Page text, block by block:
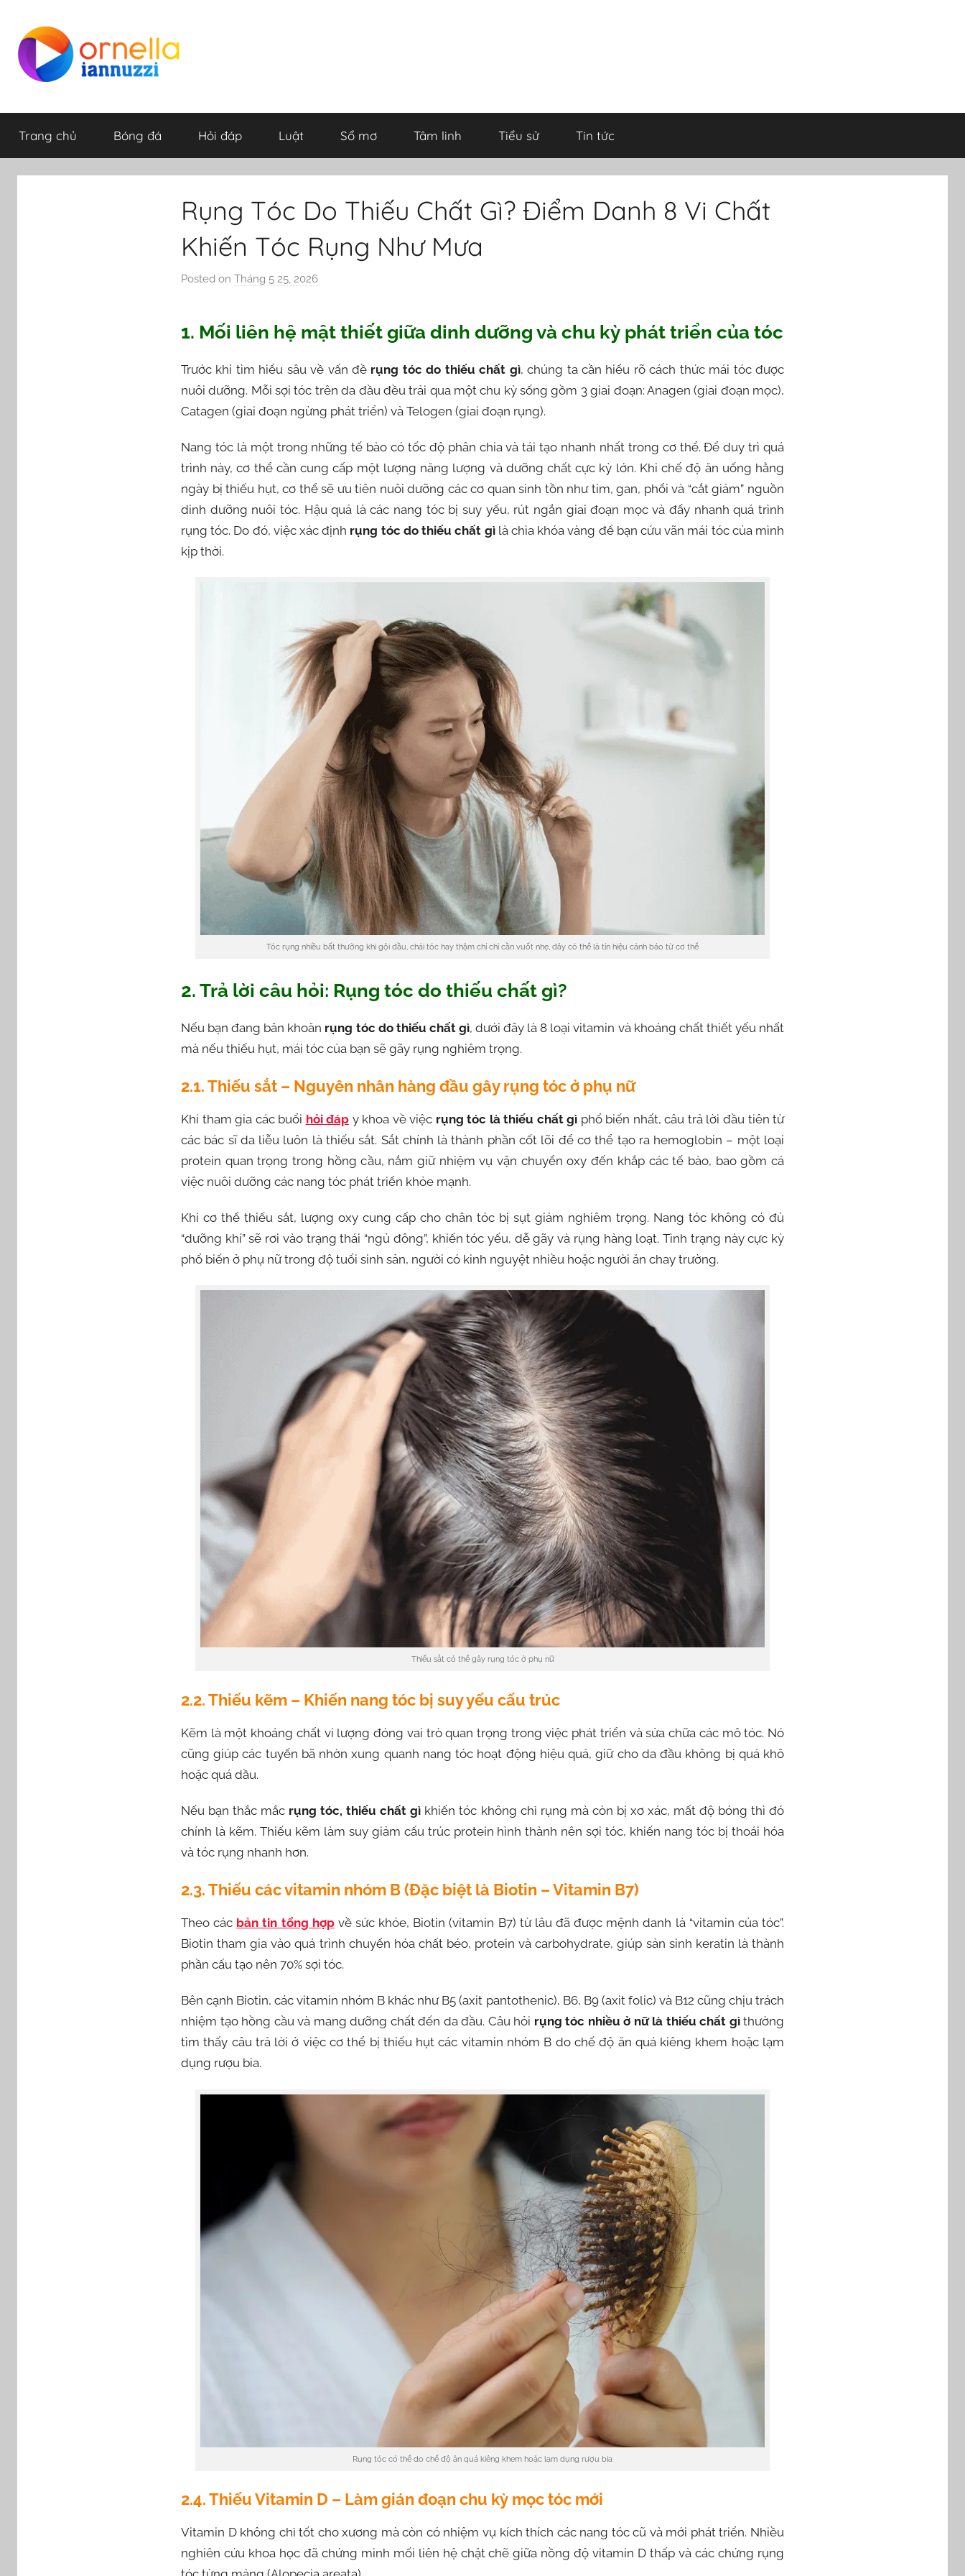
content
ornella-
iannuzzi.com
Trang chủ Bóng đá Hỏi đáp Luật Sổ mơ Tâm linh Tiểu sử Tin tức
Rụng Tóc Do Thiếu Chất Gì? Điểm Danh 8 Vi Chất
Khiến Tóc Rụng Như Mưa
Posted on Tháng 5 25, 2026
r
e
l
l
1. Mối liên hệ mật thiết giữa dinh dưỡng và chu kỳ phát triển của tóc
Trước khi tìm hiểu sâu về vấn đề rụng tóc do thiếu chất gì, chúng ta cần hiểu rõ cách thức mái tóc được
nuôi dưỡng. Mỗi sợi tóc trên da đầu đều trải qua một chu kỳ sống gồm 3 giai đoạn: Anagen (giai đoạn mọc),
Catagen (giai đoạn ngừng phát triển) và Telogen (giai đoạn rụng).
Nang tóc là một trong những tế bào có tốc độ phân chia và tái tạo nhanh nhất trong cơ thể. Để duy trì quá
trình này, cơ thể cần cung cấp một lượng năng lượng và dưỡng chất cực kỳ lớn. Khi chế độ ăn uống hằng
ngày bị thiếu hụt, cơ thể sẽ ưu tiên nuôi dưỡng các cơ quan sinh tồn như tim, gan, phổi và “cắt giảm” nguồn
dinh dưỡng nuôi tóc. Hậu quả là các nang tóc bị suy yếu, rút ngắn giai đoạn mọc và đẩy nhanh quá trình
rụng tóc. Do đó, việc xác định rụng tóc do thiếu chất gìlà chìa khóa vàng để bạn cứu vãn mái tóc của mình
kịp thời.
Tóc rụng nhiều bất thường khi gội đầu, chải tóc hay thậm chí chỉ cần vuốt nhẹ, đây có thể là tín hiệu cảnh báo từ cơ thể
2. Trả lời câu hỏi: Rụng tóc do thiếu chất gì?
Nếu bạn đang băn khoăn rụng tóc do thiếu chất gì, dưới đây là 8 loại vitamin và khoáng chất thiết yếu nhất
mà nếu thiếu hụt, mái tóc của bạn sẽ gãy rụng nghiêm trọng.
2.1. Thiếu sắt – Nguyên nhân hàng đầu gây rụng tóc ở phụ nữ
Khi tham gia các buổi hỏi đáp y khoa về việc rụng tóc là thiếu chất gì phổ biến nhất, câu trả lời đầu tiên từ
các bác sĩ da liễu luôn là thiếu sắt. Sắt chính là thành phần cốt lõi để cơ thể tạo ra hemoglobin – một loại
protein quan trọng trong hồng cầu, nắm giữ nhiệm vụ vận chuyển oxy đến khắp các tế bào, bao gồm cả
việc nuôi dưỡng các nang tóc phát triển khỏe mạnh.
Khi cơ thể thiếu sắt, lượng oxy cung cấp cho chân tóc bị sụt giảm nghiêm trọng. Nang tóc không có đủ
“dưỡng khí” sẽ rơi vào trạng thái “ngủ đông”, khiến tóc yếu, dễ gãy và rụng hàng loạt. Tình trạng này cực kỳ
phổ biến ở phụ nữ trong độ tuổi sinh sản, người có kinh nguyệt nhiều hoặc người ăn chay trường.
Thiếu sắt có thể gây rụng tóc ở phụ nữ
2.2. Thiếu kẽm – Khiến nang tóc bị suy yếu cấu trúc
Kẽm là một khoáng chất vi lượng đóng vai trò quan trọng trong việc phát triển và sửa chữa các mô tóc. Nó
cũng giúp các tuyến bã nhờn xung quanh nang tóc hoạt động hiệu quả, giữ cho da đầu không bị quá khô
hoặc quá dầu.
Nếu bạn thắc mắc rụng tóc, thiếu chất gì khiến tóc không chỉ rụng mà còn bị xơ xác, mất độ bóng thì đó
chính là kẽm. Thiếu kẽm làm suy giảm cấu trúc protein hình thành nên sợi tóc, khiến nang tóc bị thoái hóa
và tóc rụng nhanh hơn.
2.3. Thiếu các vitamin nhóm B (Đặc biệt là Biotin – Vitamin B7)
Theo các bản tin tổng hợpvề sức khỏe, Biotin (vitamin B7) từ lâu đã được mệnh danh là “vitamin của tóc”.
Biotin tham gia vào quá trình chuyển hóa chất béo, protein và carbohydrate, giúp sản sinh keratin là thành
phần cấu tạo nên 70% sợi tóc.
Bên cạnh Biotin, các vitamin nhóm B khác như B5 (axit pantothenic), B6, B9 (axit folic) và B12 cũng chịu trách
nhiệm tạo hồng cầu và mang dưỡng chất đến da đầu. Câu hỏi rụng tóc nhiều ở nữ là thiếu chất gìthường
tìm thấy câu trả lời ở việc cơ thể bị thiếu hụt các vitamin nhóm B do chế độ ăn quá kiêng khem hoặc lạm
dụng rượu bia.
Rụng tóc có thể do chế độ ăn quá kiêng khem hoặc lạm dụng rượu bia
2.4. Thiếu Vitamin D – Làm gián đoạn chu kỳ mọc tóc mới
Vitamin D không chỉ tốt cho xương mà còn có nhiệm vụ kích thích các nang tóc cũ và mới phát triển. Nhiều
nghiên cứu khoa học đã chứng minh mối liên hệ chặt chẽ giữa nồng độ vitamin D thấp và các chứng rụng